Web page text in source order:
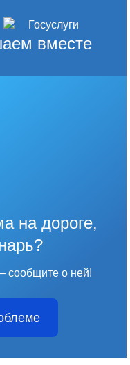
вместе
на дороге,
сообщите о ней!